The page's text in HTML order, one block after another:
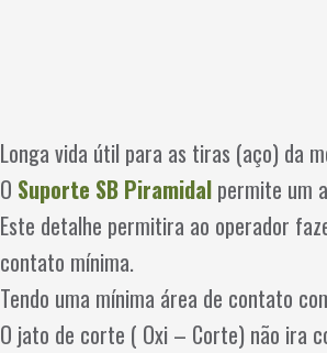
Longa vida útil para as tiras (aço) da
O Suporte SB Piramidal permite um
Este detalhe permitira ao operador
contato mínima.
Tendo uma mínima área de contato
O jato de corte ( Oxi – Corte) não ira